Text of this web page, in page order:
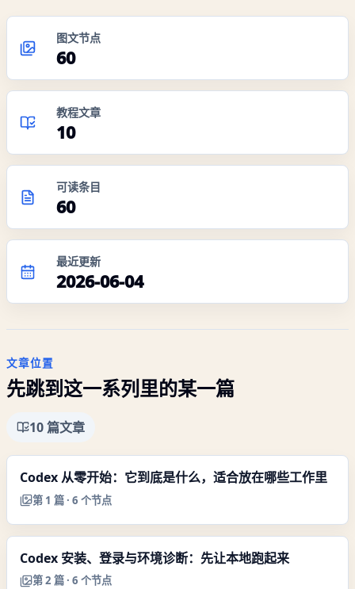
图文节点
60
教程文章
10
可读条目
60
最近更新
2026-06-04
文章位置
先跳到这一系列里的某一篇
10篇文章
Codex 从零开始：它到底是什么，适合放在哪些工作里
第 1 篇 · 6 个节点
Codex 安装、登录与环境诊断：先让本地跑起来
第2 篇 · 6 个节点